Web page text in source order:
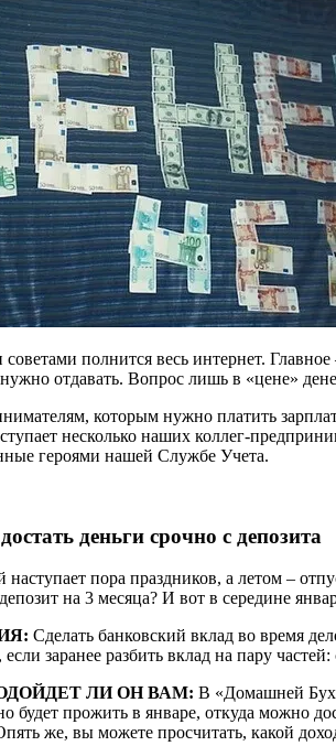
полнится весь интернет.
отдавать. Вопрос лишь в «цене»
которым нужно платить
несколько наших коллег-
героями нашей Службе Учета.
деньги срочно с депозита
наступает пора праздников, а летом –
на 3 месяца? И вот в середине
Сделать банковский вклад во время
заранее разбить вклад на пару
ЛИ ОН ВАМ: В «Домашней
будет прожить в январе, откуда можно
же, вы можете просчитать, какой